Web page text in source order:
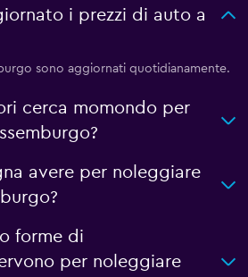
i prezzi di auto a
sono aggiornati quotidianamente.
cerca momondo per
avere per noleggiare
forme di
per noleggiare